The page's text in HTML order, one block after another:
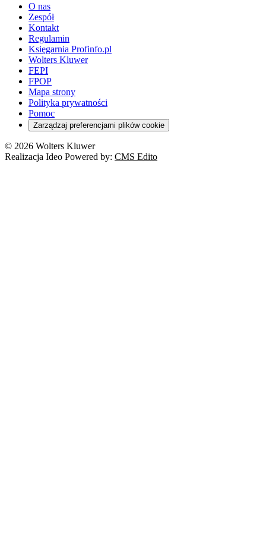
O nas
Zespół
Kontakt
Regulamin
Księgarnia Profinfo.pl
Wolters Kluwer
FEPI
FPOP
Mapa strony
Polityka prywatności
Pomoc
Zarządzaj preferencjami plików cookie
© 2026 Wolters Kluwer
Realizacja Ideo Powered by: CMS Edito